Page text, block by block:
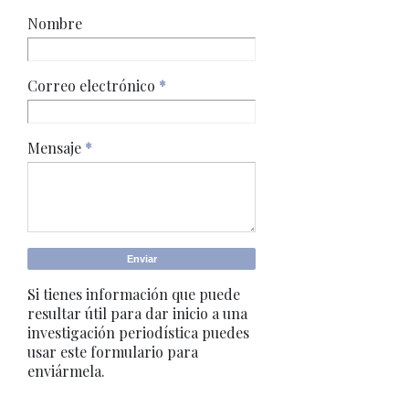
Nombre
Correo electrónico *
Mensaje *
Si tienes información que puede
resultar útil para dar inicio a una
investigación periodística puedes
usar este formulario para
enviármela.